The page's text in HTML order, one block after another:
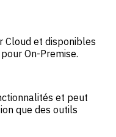
Cloud et disponibles
On-Premise.
et peut
que des outils